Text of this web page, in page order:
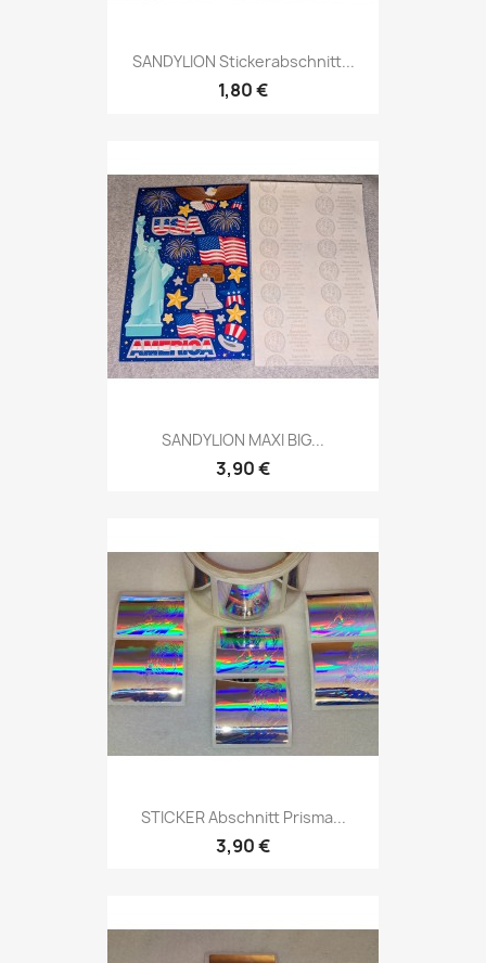
SANDYLION Stickerabschnitt...
1,80 €
SANDYLION MAXI BIG...
3,90 €
STICKER Abschnitt Prisma...
3,90 €